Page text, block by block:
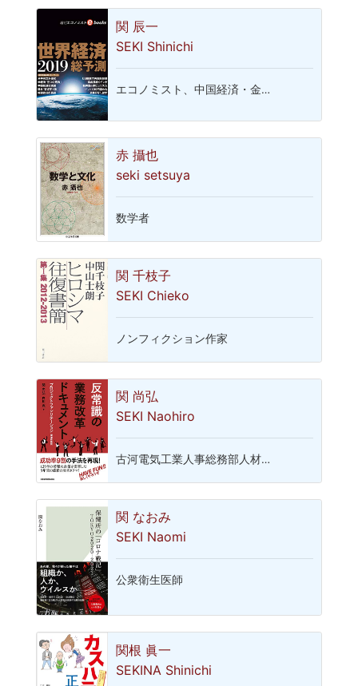
関 辰一
SEKI Shinichi
エコノミスト、中国経済・金…
赤 攝也
seki setsuya
数学者
関 千枝子
SEKI Chieko
ノンフィクション作家
関 尚弘
SEKI Naohiro
古河電気工業人事総務部人材…
関 なおみ
SEKI Naomi
公衆衛生医師
関根 眞一
SEKINA Shinichi